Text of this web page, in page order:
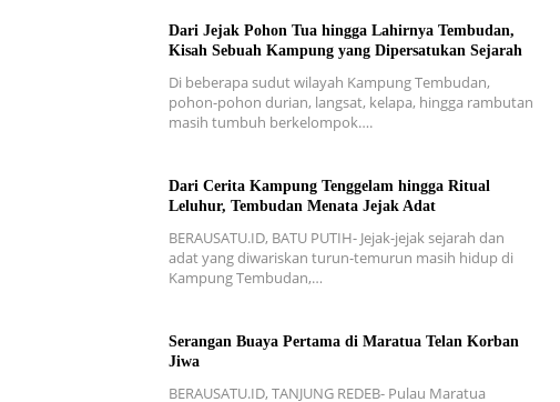
Dari Jejak Pohon Tua hingga Lahirnya Tembudan,
Kisah Sebuah Kampung yang Dipersatukan Sejarah
Di beberapa sudut wilayah Kampung Tembudan,
pohon-pohon durian, langsat, kelapa, hingga rambutan
masih tumbuh berkelompok….
Dari Cerita Kampung Tenggelam hingga Ritual
Leluhur, Tembudan Menata Jejak Adat
BERAUSATU.ID, BATU PUTIH- Jejak-jejak sejarah dan
adat yang diwariskan turun-temurun masih hidup di
Kampung Tembudan,…
Serangan Buaya Pertama di Maratua Telan Korban
Jiwa
BERAUSATU.ID, TANJUNG REDEB- Pulau Maratua